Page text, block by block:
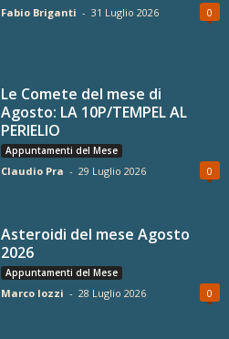
Fabio Briganti - 31 Luglio 2026 0
Le Comete del mese di
Agosto: LA 10P/TEMPEL AL
PERIELIO
Appuntamenti del Mese
Claudio Pra - 29 Luglio 2026 0
Asteroidi del mese Agosto
2026
Appuntamenti del Mese
Marco Iozzi - 28 Luglio 2026 0